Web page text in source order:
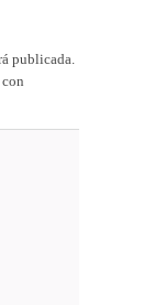
publicada.